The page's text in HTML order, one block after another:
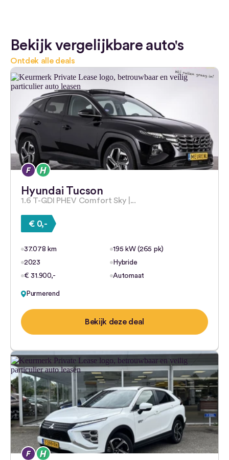
Bekijk vergelijkbare auto's
Ontdek alle deals
Hyundai Tucson
1.6 T-GDI PHEV Comfort Sky |...
€ 0,-
37.078 km
195 kW (265 pk)
2023
Hybride
€ 31.900,-
Automaat
Purmerend
Bekijk deze deal